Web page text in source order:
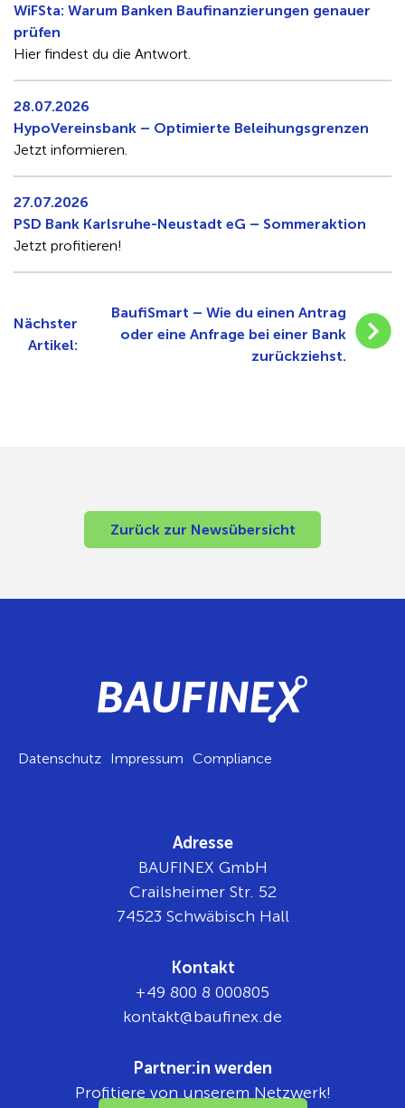
WiFSta: Warum Banken Baufinanzierungen genauer
prüfen
Hier findest du die Antwort.
28.07.2026
HypoVereinsbank – Optimierte Beleihungsgrenzen
Jetzt informieren.
27.07.2026
PSD Bank Karlsruhe-Neustadt eG – Sommeraktion
Jetzt profitieren!
Nächster
Artikel:
BaufiSmart – Wie du einen Antrag
oder eine Anfrage bei einer Bank
zurückziehst.
Zurück zur Newsübersicht
Datenschutz Impressum Compliance
Adresse
BAUFINEX GmbH
Crailsheimer Str. 52
74523 Schwäbisch Hall
Kontakt
+49 800 8 000805
ed.xe
nifua
b@tka
tnok
Partner:in werden
Profitiere von unserem Netzwerk!